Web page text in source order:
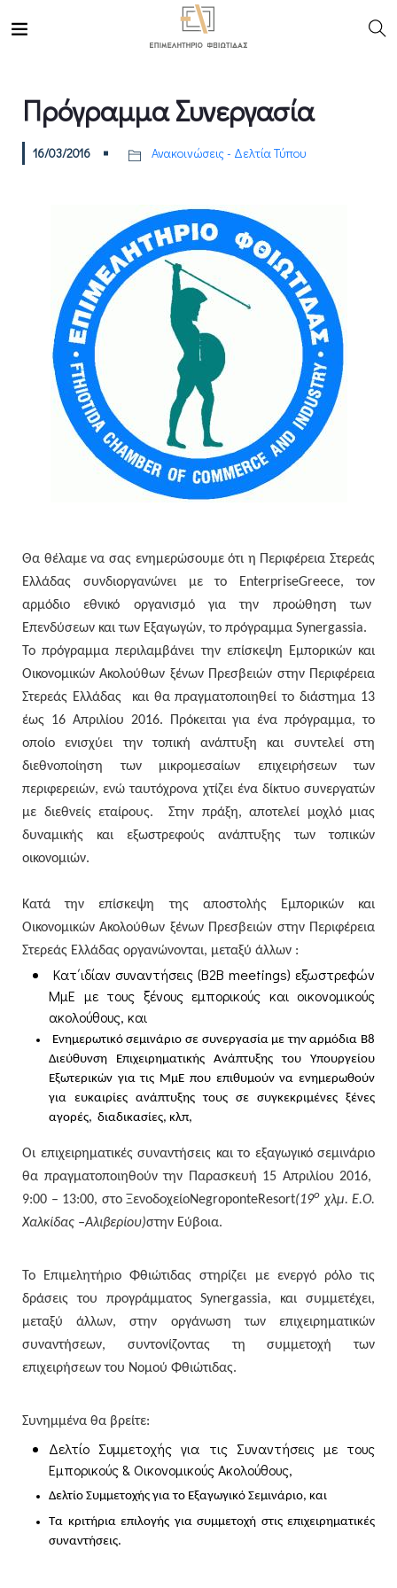
Πρόγραμμα Συνεργασία
16/03/2016 Ανακοινώσεις - Δελτία Τύπου
Θα θέλαμε να σας ενημερώσουμε ότι η
Περιφέρεια Στερεάς
Ελλάδας συνδιοργανώνει με το EnterpriseGreece, τον
αρμόδιο εθνικό οργανισμό για την προώθηση των
Επενδύσεων και των Εξαγωγών, το πρόγραμμα Synergassia.
Το πρόγραμμα περιλαμβάνει την επίσκεψη Εμπορικών και
Οικονομικών Ακολούθων ξένων Πρεσβειών στην Περιφέρεια
Στερεάς Ελλάδας και θα πραγματοποιηθεί το διάστημα 13
έως 16 Απριλίου 2016. Πρόκειται για ένα πρόγραμμα, το
οποίο ενισχύει την τοπική ανάπτυξη και συντελεί στη
διεθνοποίηση των μικρομεσαίων επιχειρήσεων των
περιφερειών, ενώ ταυτόχρονα χτίζει ένα δίκτυο συνεργατών
με διεθνείς εταίρους. Στην πράξη, αποτελεί μοχλό μιας
δυναμικής και εξωστρεφούς ανάπτυξης των τοπικών
οικονομιών.
Κατά την επίσκεψη της αποστολής Εμπορικών και
Οικονομικών Ακολούθων ξένων Πρεσβειών στην Περιφέρεια
Στερεάς Ελλάδας οργανώνονται, μεταξύ άλλων :
Kατ΄ιδίαν συναντήσεις (Β2Β meetings) εξωστρεφών
ΜμΕ με τους ξένους εμπορικούς και οικονομικούς
ακολούθους, και
Ενημερωτικό σεμινάριο σε συνεργασία με την αρμόδια Β8
Διεύθυνση Επιχειρηματικής Ανάπτυξης του Υπουργείου
Εξωτερικών για τις ΜμΕ που επιθυμούν να ενημερωθούν
για ευκαιρίες ανάπτυξης τους σε συγκεκριμένες ξένες
αγορές, διαδικασίες, κλπ,
Οι επιχειρηματικές συναντήσεις και το εξαγωγικό σεμινάριο
θα πραγματοποιηθούν την
Παρασκευή 15 Απριλίου 2016,
9:00 – 13:00, στο ΞενοδοχείοNegroponteResort(19ο χλμ. Ε.Ο.
Χαλκίδας –Αλιβερίου)στην Εύβοια.
Το Επιμελητήριο Φθιώτιδας στηρίζει με ενεργό ρόλο τις
δράσεις του προγράμματοςSynergassia, και συμμετέχει,
μεταξύ άλλων, στην οργάνωση των επιχειρηματικών
συναντήσεων, συντονίζοντας τη συμμετοχή των
επιχειρήσεων του Νομού Φθιώτιδας.
Συνημμένα θα βρείτε:
Δελτίο Συμμετοχής για τις Συναντήσεις με τους
Εμπορικούς & Οικονομικούς Ακολούθους,
Δελτίο Συμμετοχής για το Εξαγωγικό Σεμινάριο, και
Τα κριτήρια επιλογής για συμμετοχή στις επιχειρηματικές
συναντήσεις.